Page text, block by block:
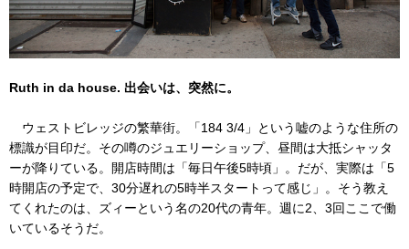
Ruth in da house. 出会いは、突然に。
ウェストビレッジの繁華街。「184 3/4」という嘘のような住所の
標識が目印だ。その噂のジュエリーショップ、昼間は大抵シャッタ
ーが降りている。開店時間は「毎日午後5時頃」。だが、実際は「5
時開店の予定で、30分遅れの5時半スタートって感じ」。そう教え
てくれたのは、ズィーという名の20代の青年。週に2、3回ここで働
いているそうだ。